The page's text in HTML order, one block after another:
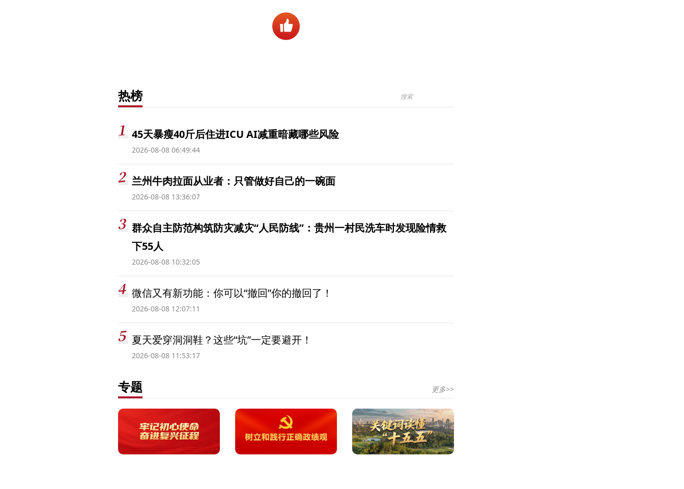
热榜
45天暴瘦40斤后住进ICU AI减重暗藏哪些风险
2026-08-08 06:49:44
兰州牛肉拉面从业者：只管做好自己的一碗面
2026-08-08 13:36:07
群众自主防范构筑防灾减灾“人民防线”：贵州一村民洗车时发现险情救
下55人
2026-08-08 10:32:05
微信又有新功能：你可以“撤回”你的撤回了！
2026-08-08 12:07:11
夏天爱穿洞洞鞋？这些“坑”一定要避开！
2026-08-08 11:53:17
专题 更多>>